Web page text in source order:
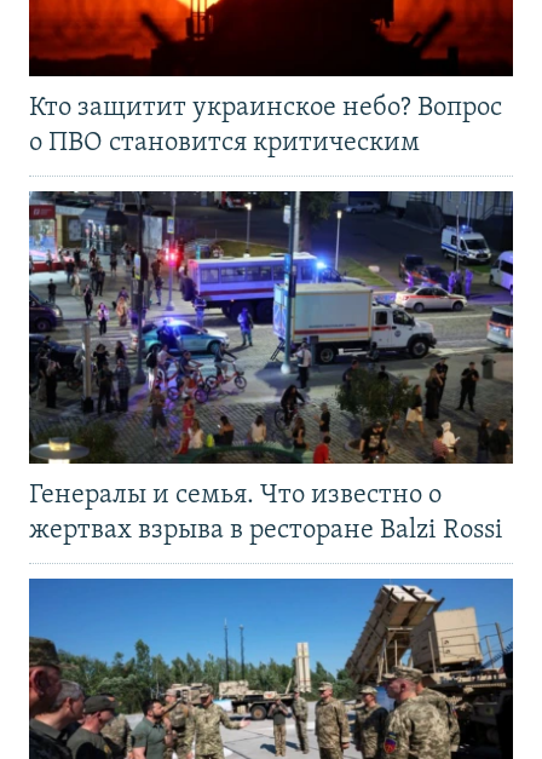
Кто защитит украинское небо? Вопрос
о ПВО становится критическим
Генералы и семья. Что известно о
жертвах взрыва в ресторане Balzi Rossi